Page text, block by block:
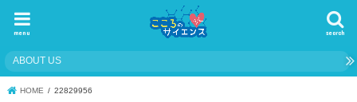
search
menu
ABOUT US
HOME 22829956